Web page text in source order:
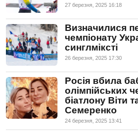
27 березня, 2025 16:18
Визначилися
чемпіонату
синглміксті
26 березня, 2025 17:30
Росія вбила
олімпійських
біатлону Віти
Семеренко
24 березня, 2025 13:41